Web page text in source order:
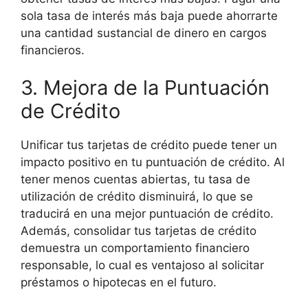
sola tasa de interés más baja puede ahorrarte
una cantidad sustancial de dinero en cargos
financieros.
3. Mejora de la Puntuación
de Crédito
Unificar tus tarjetas de crédito puede tener un
impacto positivo en tu puntuación de crédito. Al
tener menos cuentas abiertas, tu tasa de
utilización de crédito disminuirá, lo que se
traducirá en una mejor puntuación de crédito.
Además, consolidar tus tarjetas de crédito
demuestra un comportamiento financiero
responsable, lo cual es ventajoso al solicitar
préstamos o hipotecas en el futuro.